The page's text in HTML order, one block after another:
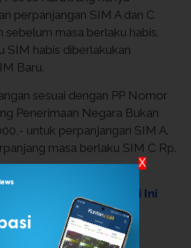
perpanjangan SIM A dan C
sebelum masa berlaku habis.
SIM habis diberlakukan
Baru.
sesuai dengan PP Nomor
Penerimaan Negara Bukan
untuk perpanjangan SIM A.
masa berlaku SIM C Rp.
SIM Keliling Bekasi Hari Ini
SIM A & C
A atau C
X